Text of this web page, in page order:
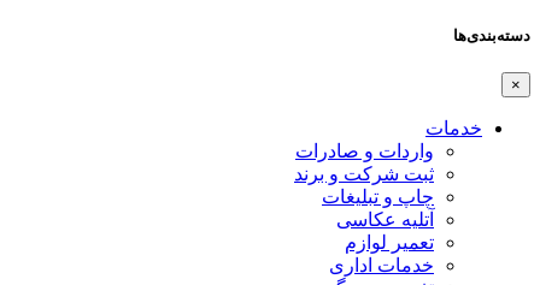
دسته‌بندی‌ها
×
خدمات
واردات و صادرات
ثبت شرکت و برند
چاپ و تبلیغات
آتلیه عکاسی
تعمیر لوازم
خدمات اداری